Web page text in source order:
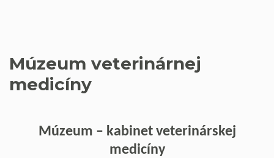
Múzeum veterinárnej
medicíny
Múzeum – kabinet veterinárskej
medicíny